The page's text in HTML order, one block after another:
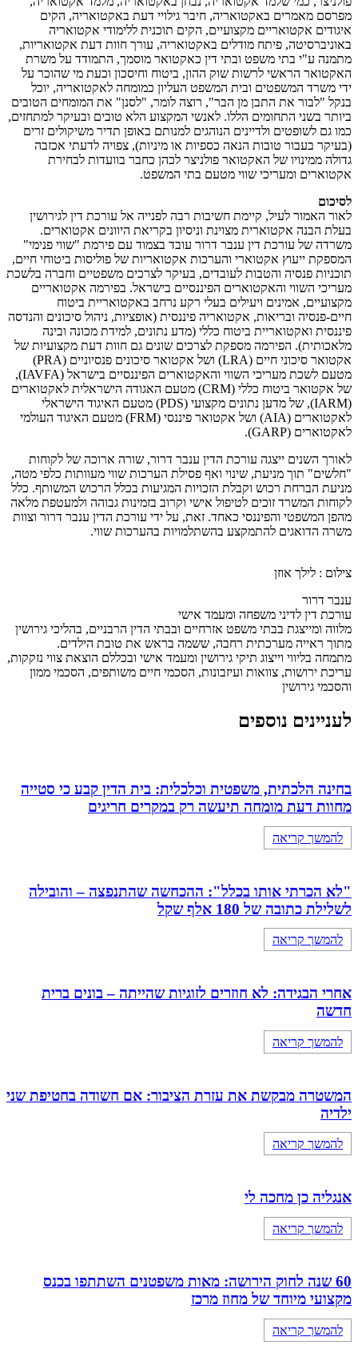
מפרסם מאמרים באקטואריה, חיבר גילויי דעת באקטואריה, הקים
איגודים אקטואריים מקצועיים, הקים תוכנית ללימודי אקטואריה
באוניברסיטה, פיתח מודלים באקטואריה, עורך חוות דעת אקטואריות,
מתמנה ע"י בתי משפט ובתי דין כאקטואר מוסמך, התמודד על משרת
האקטואר הראשי לרשות שוק ההון, ביטוח וחיסכון וכעת מי שהוכר על
ידי משרד המשפטים ובית המשפט העליון כמומחה לאקטואריה, יוכל
בנקל "לבור את התבן מן הבר", רוצה לומר, "לסנן" את המומחים הטובים
ביותר בשני התחומים הללו. לאנשי המקצוע הלא טובים ובעיקר למתחזים,
כמו גם לשופטים ולדיינים הנוהגים למנותם באופן תדיר משיקולים זרים
(בעיקר בעבור טובות הנאה כספיות או מיניות), צפויה לדעתי אכזבה
גדולה ממינויו של האקטואר פולניצר לכהן כחבר בוועדות לבחירת
אקטוארים ומעריכי שווי מטעם בתי המשפט.
לסיכום
לאור האמור לעיל, קיימת חשיבות רבה לפנייה אל עורכת דין לגירושין
בעלת הבנה אקטוארית מצוינת וניסיון בקריאת היוונים אקטוארים.
משרדה של עורכת דין ענבר דרור עובד בצמוד עם פירמת "שווי פנימי"
המספקת ייעוץ אקטוארי והערכות אקטואריות של פוליסות ביטוחי חיים,
תוכניות פנסיה והטבות לעובדים, בעיקר לצרכים משפטיים וחברה בלשכת
מעריכי השווי והאקטוארים הפיננסיים בישראל. בפירמה אקטואריים
מקצועיים, אמינים ויעילים בעלי רקע נרחב באקטואריית ביטוח
חיים-פנסיה ובריאות, אקטואריה פיננסית (אופציות, ניהול סיכונים והנדסה
פיננסית ואקטואריית ביטוח כללי (מדע נתונים, למידת מכונה ובינה
מלאכותית). הפירמה מספקת לצרכים שונים גם חוות דעת מקצועיות של
אקטואר סיכוני חיים (LRA) ושל אקטואר סיכונים פנסיוניים (PRA)
מטעם לשכת מעריכי השווי והאקטוארים הפיננסיים בישראל (IAVFA),
של אקטואר ביטוח כללי (CRM) מטעם האגודה הישראלית לאקטוארים
(IARM), של מדען נתונים מקצועי (PDS) מטעם האיגוד הישראלי
לאקטוארים (AIA) ושל אקטואר פיננסי (FRM) מטעם האיגוד העולמי
לאקטוארים (GARP).
לאורך השנים ייצגה עורכת הדין ענבר דרור, שורה ארוכה של לקוחות
"חלשים" תוך מניעת, שינוי ואף פסילת הערכות שווי מעוותות כלפי מטה,
מניעת הברחת רכוש וקבלת הזכויות המגיעות בכלל הרכוש המשותף. כלל
לקוחות המשרד זוכים לטיפול אישי וקרוב בזמינות גבוהה ולמעטפת מלאה
מהפן המשפטי והפיננסי כאחד. זאת, על ידי עורכת הדין ענבר דרור וצוות
משרה הדואגים להתמקצע בהשתלמויות בהערכות שווי.
צילום : לילך אוזן
ענבר דרור
עורכת דין לדיני משפחה ומעמד אישי
מלווה ומייצגת בבתי משפט אזרחיים ובבתי הדין הרבניים, בהליכי גירושין
מתוך ראייה מערכתית רחבה, ששמה בראש את טובת הילדים.
מתמחה בליווי וייצוג תיקי גירושין ומעמד אישי ובכללם הוצאת צווי נזקקות,
עריכת ירושות, צוואות ועיזבונות, הסכמי חיים משותפים, הסכמי ממון
והסכמי גירושין
לעניינים נוספים
בחינה הלכתית, משפטית וכלכלית: בית הדין קבע כי סטייה
מחוות דעת מומחה תיעשה רק במקרים חריגים
להמשך קריאה
"לא הכרתי אותו בכלל": ההכחשה שהתנפצה – והובילה
לשלילת כתובה של 180 אלף שקל
להמשך קריאה
אחרי הבגידה: לא חוזרים לזוגיות שהייתה – בונים ברית
חדשה
להמשך קריאה
המשטרה מבקשת את עזרת הציבור: אם חשודה בחטיפת שני
ילדיה
להמשך קריאה
אנגליה כן מחכה לי
להמשך קריאה
60 שנה לחוק הירושה: מאות משפטנים השתתפו בכנס
מקצועי מיוחד של מחוז מרכז
להמשך קריאה